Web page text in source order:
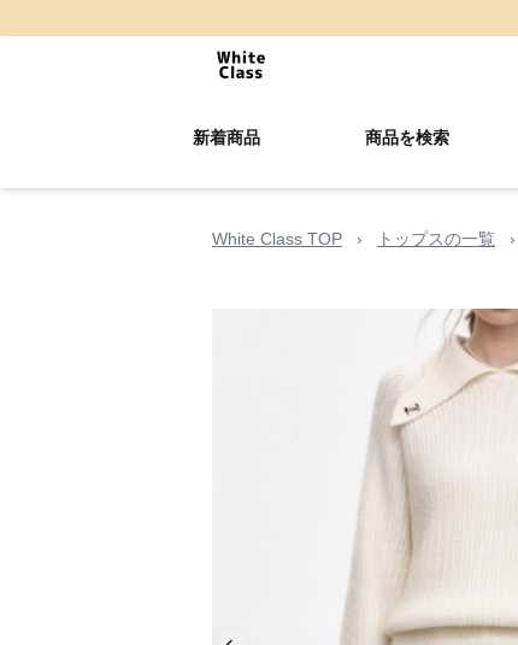
新着商品 商品を検索
White Class TOP › トップスの一覧 ›